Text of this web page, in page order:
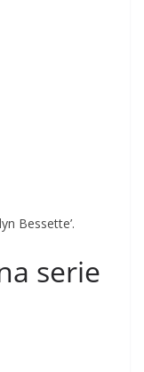
Bessette’.
serie